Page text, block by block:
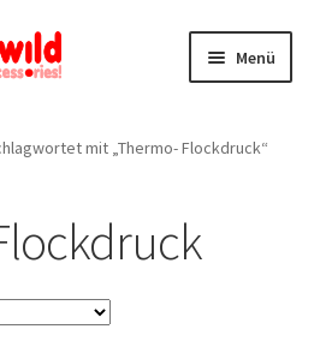
Menü
mit „Thermo- Flockdruck“